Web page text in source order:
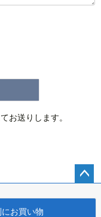
お送りします。
お買い物